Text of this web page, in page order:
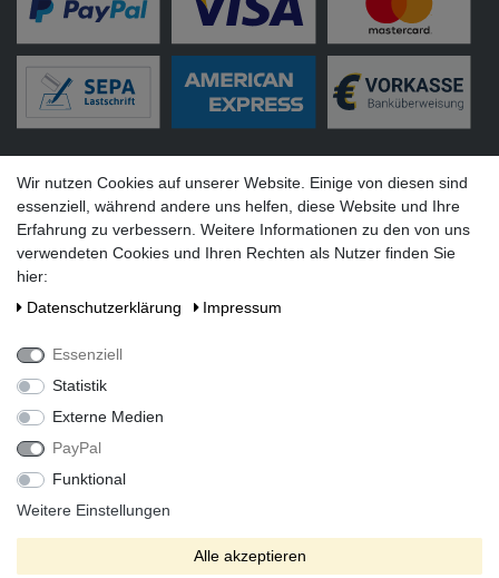
Social Media
Alle Preise inkl. gesetzlicher Mehrwertsteuer zzgl. Versandkosten
bei Lieferung ins Ausland.
* Die verkauften Stückzahlen beziehen sich auf Verkäufe in
unseren Shops und Marktplätzen.
Wir nutzen Cookies auf unserer Website. Einige von diesen sind
essenziell, während andere uns helfen, diese Website und Ihre
Erfahrung zu verbessern. Weitere Informationen zu den von uns
verwendeten Cookies und Ihren Rechten als Nutzer finden Sie
hier:
Daten­schutz­erklärung
Impressum
Essenziell
Statistik
Externe Medien
PayPal
Funktional
Weitere Einstellungen
Alle akzeptieren